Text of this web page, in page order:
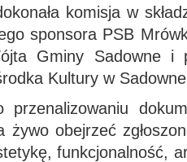
komisja w
sponsora PSB
Gminy Sadowne i
Kultury w
przenalizowaniu
obejrzeć
funkcjonalność,